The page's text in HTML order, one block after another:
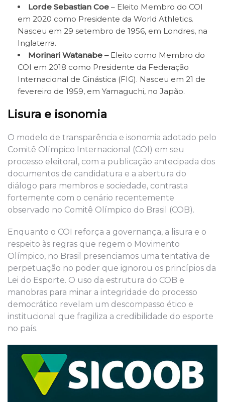
Lorde Sebastian Coe – Eleito Membro do COI
em 2020 como Presidente da World Athletics.
Nasceu em 29 setembro de 1956, em Londres, na
Inglaterra.
Morinari Watanabe –Eleito como Membro do
COI em 2018 como Presidente da Federação
Internacional de Ginástica (FIG). Nasceu em 21 de
fevereiro de 1959, em Yamaguchi, no Japão.
Lisura e isonomia
O modelo de transparência e isonomia adotado pelo
Comitê Olímpico Internacional (COI) em seu
processo eleitoral, com a publicação antecipada dos
documentos de candidatura e a abertura do
diálogo para membros e sociedade, contrasta
fortemente com o cenário recentemente
observado no Comitê Olímpico do Brasil (COB).
Enquanto o COI reforça a governança, a lisura e o
respeito às regras que regem o Movimento
Olímpico, no Brasil presenciamos uma tentativa de
perpetuação no poder que ignorou os princípios da
Lei do Esporte. O uso da estrutura do COB e
manobras para minar a integridade do processo
democrático revelam um descompasso ético e
institucional que fragiliza a credibilidade do esporte
no país.